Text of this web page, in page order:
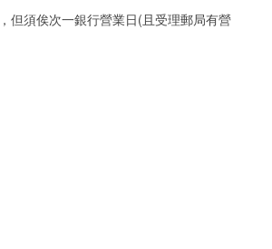
但須俟次一銀行營業日(且受理郵局有營